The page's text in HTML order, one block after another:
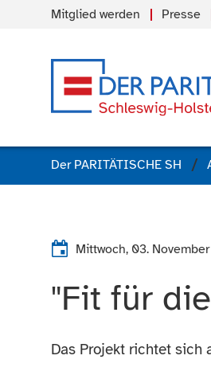
Mitglied werden Presse
Der PARITÄTISCHE SH
Mittwoch, 03. November
"Fit für
Das Projekt richtet sich